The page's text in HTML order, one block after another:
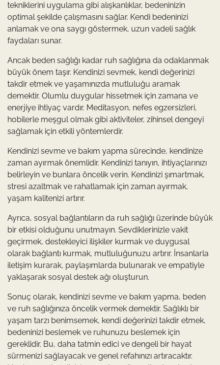
tekniklerini uygulama gibi alışkanlıklar, bedeninizin
optimal şekilde çalışmasını sağlar. Kendi bedeninizi
anlamak ve ona saygı göstermek, uzun vadeli sağlık
faydaları sunar.
Ancak beden sağlığı kadar ruh sağlığına da odaklanmak
büyük önem taşır. Kendinizi sevmek, kendi değerinizi
takdir etmek ve yaşamınızda mutluluğu aramak
demektir. Olumlu duygular hissetmek için zamana ve
enerjiye ihtiyaç vardır. Meditasyon, nefes egzersizleri,
hobilerle meşgul olmak gibi aktiviteler, zihinsel dengeyi
sağlamak için etkili yöntemlerdir.
Kendinizi sevme ve bakım yapma sürecinde, kendinize
zaman ayırmak önemlidir. Kendinizi tanıyın, ihtiyaçlarınızı
belirleyin ve bunlara öncelik verin. Kendinizi şımartmak,
stresi azaltmak ve rahatlamak için zaman ayırmak,
yaşam kalitenizi artırır.
Ayrıca, sosyal bağlantıların da ruh sağlığı üzerinde büyük
bir etkisi olduğunu unutmayın. Sevdiklerinizle vakit
geçirmek, destekleyici ilişkiler kurmak ve duygusal
olarak bağlantı kurmak, mutluluğunuzu artırır. İnsanlarla
iletişim kurarak, paylaşımlarda bulunarak ve empatiyle
yaklaşarak sosyal destek ağı oluşturun.
Sonuç olarak, kendinizi sevme ve bakım yapma, beden
ve ruh sağlığınıza öncelik vermek demektir. Sağlıklı bir
yaşam tarzı benimsemek, kendi değerinizi takdir etmek,
bedeninizi beslemek ve ruhunuzu beslemek için
gereklidir. Bu, daha tatmin edici ve dengeli bir hayat
sürmenizi sağlayacak ve genel refahınızı artıracaktır.